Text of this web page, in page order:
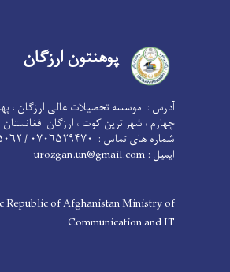
پوهنتون ارزګان
آدرس : موسسه تحصیلات عالی ارزگان ،
چهارم ، شهر ترین کوت ، ارزگان افغانستان
شماره های تماس :
ایمیل :
Republic of Afghanistan Ministry of
Communication and IT